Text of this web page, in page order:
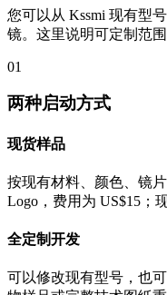
您可以从 Kssmi 现有型
镜。这里说明可定制范
01
两种启动方式
现货样品
按现有材料、颜色、镜
Logo，费用为 US$15；
全定制开发
可以修改现有型号，也